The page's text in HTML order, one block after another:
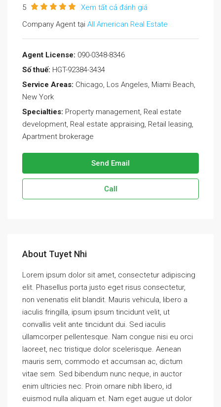
5
Xem tất cả đánh giá
Company Agent tại All American Real Estate
Agent License: 090-0348-8346
Số thuế: HGT-92384-3434
Service Areas: Chicago, Los Angeles, Miami Beach,
New York
Specialties: Property management, Real estate
development, Real estate appraising, Retail leasing,
Apartment brokerage
Send Email
Call
About Tuyet Nhi
Lorem ipsum dolor sit amet, consectetur adipiscing
elit. Phasellus porta justo eget risus consectetur,
non venenatis elit blandit. Mauris vehicula, libero a
iaculis fringilla, ipsum ipsum tincidunt velit, ut
convallis velit ante tincidunt dui. Sed iaculis
ullamcorper pellentesque. Nam congue nisi eu orci
laoreet, nec tristique dolor scelerisque. Aenean
mauris sem, commodo et accumsan ac, dictum
vitae sem. Sed bibendum nunc neque, in auctor
enim ultricies nec. Proin ornare nibh libero, id
euismod nulla aliquam et. Nam eget augue ut dolor